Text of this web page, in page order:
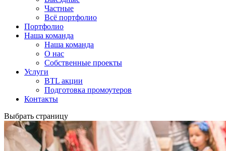
Частные
Всё портфолио
Портфолио
Наша команда
Наша команда
О нас
Cобственные проекты
Услуги
BTL акции
Подготовка промоутеров
Контакты
Выбрать страницу